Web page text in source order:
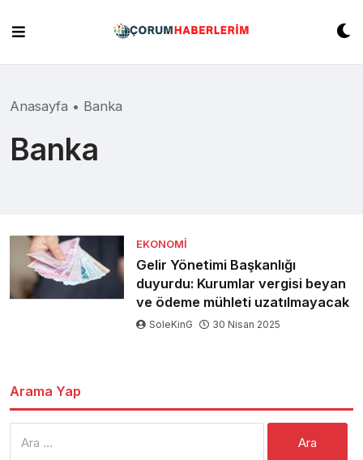
content
Anasayfa • Banka
Banka
EKONOMI
Gelir Yönetimi Başkanlığı
duyurdu: Kurumlar vergisi beyan
ve ödeme mühleti uzatılmayacak
SoleKinG 30 Nisan 2025
Arama Yap